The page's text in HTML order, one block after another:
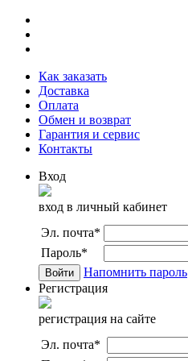
Как заказать
Доставка
Оплата
Обмен и возврат
Гарантия и сервис
Контакты
Вход
вход в личный кабинет
Эл. почта*
Пароль*
Напомнить пароль
Регистрация
регистрация на сайте
Эл. почта*